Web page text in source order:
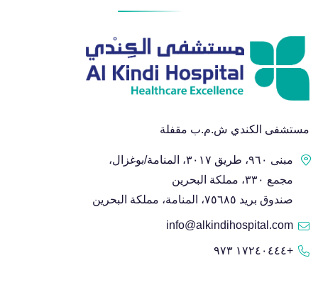
مستشفى الكندي ش.م.ب مقفلة
مبنى ٩٦٠، طريق ٣٠١٧، المنامة/بوغزال،
مجمع ٣٣٠، مملكة البحرين
صندوق بريد ٧٥٦٨٥، المنامة، مملكة البحرين
info@alkindihospital.com
+١٧٢٤٠٤٤٤ ٩٧٣